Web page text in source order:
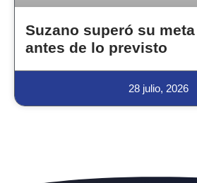
Suzano superó su
antes de lo previsto
28 julio, 2026